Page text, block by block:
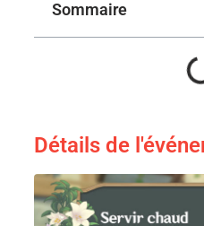
Sommaire
Détails de